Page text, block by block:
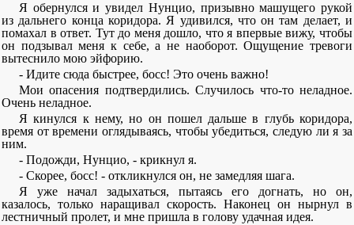
Я обернулся и увидел Нунцио, призывно машущего рукой
из дальнего конца коридора. Я удивился, что он там делает, и
помахал в ответ. Тут до меня дошло, что я впервые вижу, чтобы
он подзывал меня к себе, а не наоборот. Ощущение тревоги
вытеснило мою эйфорию.
- Идите сюда быстрее, босс! Это очень важно!
Мои опасения подтвердились. Случилось что-то неладное.
Очень неладное.
Я кинулся к нему, но он пошел дальше в глубь коридора,
время от времени оглядываясь, чтобы убедиться, следую ли я за
ним.
- Подожди, Нунцио, - крикнул я.
- Скорее, босс! - откликнулся он, не замедляя шага.
Я уже начал задыхаться, пытаясь его догнать, но он,
казалось, только наращивал скорость. Наконец он нырнул в
лестничный пролет, и мне пришла в голову удачная идея.